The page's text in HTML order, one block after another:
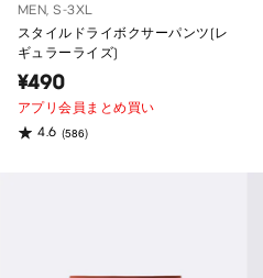
MEN, S-3XL
スタイルドライボクサーパンツ(レ
ギュラーライズ)
¥490
アプリ会員まとめ買い
4.6 (586)